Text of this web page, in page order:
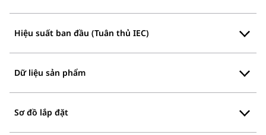
Hiệu suất ban đầu (Tuân thủ IEC)
Dữ liệu sản phẩm
Sơ đồ lắp đặt